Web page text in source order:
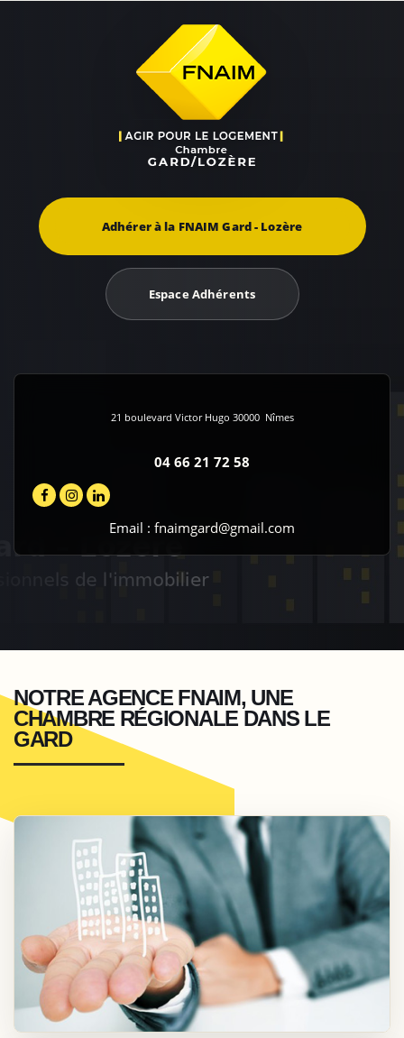
Adhérer à la FNAIM Gard - Lozère
Espace Adhérents
21 boulevard Victor Hugo 30000 Nîmes
04 66 21 72 58
Email : fnaimgard@gmail.com
NOTRE AGENCE FNAIM, UNE
CHAMBRE RÉGIONALE DANS LE
GARD